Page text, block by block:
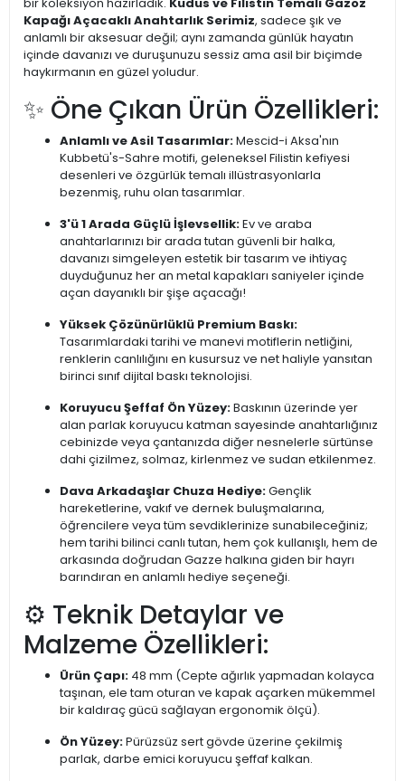
bir koleksiyon hazırladık. Kudüs ve Filistin Temalı Gazoz
Kapağı Açacaklı Anahtarlık Serimiz, sadece şık ve
anlamlı bir aksesuar değil; aynı zamanda günlük hayatın
içinde davanızı ve duruşunuzu sessiz ama asil bir biçimde
haykırmanın en güzel yoludur.
✨ Öne Çıkan Ürün Özellikleri:
Anlamlı ve Asil Tasarımlar:Mescid-i Aksa'nın
Kubbetü's-Sahre motifi, geleneksel Filistin kefiyesi
desenleri ve özgürlük temalı illüstrasyonlarla
bezenmiş, ruhu olan tasarımlar.
3'ü 1 Arada Güçlü İşlevsellik:Ev ve araba
anahtarlarınızı bir arada tutan güvenli bir halka,
davanızı simgeleyen estetik bir tasarım ve ihtiyaç
duyduğunuz her an metal kapakları saniyeler içinde
açan dayanıklı bir şişe açacağı!
Yüksek Çözünürlüklü Premium Baskı:
Tasarımlardaki tarihi ve manevi motiflerin netliğini,
renklerin canlılığını en kusursuz ve net haliyle yansıtan
birinci sınıf dijital baskı teknolojisi.
Koruyucu Şeffaf Ön Yüzey:Baskının üzerinde yer
alan parlak koruyucu katman sayesinde anahtarlığınız
cebinizde veya çantanızda diğer nesnelerle sürtünse
dahi çizilmez, solmaz, kirlenmez ve sudan etkilenmez.
Dava Arkadaşlar Chuza Hediye:Gençlik
hareketlerine, vakıf ve dernek buluşmalarına,
öğrencilere veya tüm sevdiklerinize sunabileceğiniz;
hem tarihi bilinci canlı tutan, hem çok kullanışlı, hem de
arkasında doğrudan Gazze halkına giden bir hayrı
barındıran en anlamlı hediye seçeneği.
⚙️ Teknik Detaylar ve
Malzeme Özellikleri:
Ürün Çapı: 48 mm (Cepte ağırlık yapmadan kolayca
taşınan, ele tam oturan ve kapak açarken mükemmel
bir kaldıraç gücü sağlayan ergonomik ölçü).
Ön Yüzey:Pürüzsüz sert gövde üzerine çekilmiş
parlak, darbe emici koruyucu şeffaf kalkan.